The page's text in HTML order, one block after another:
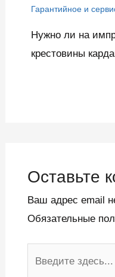
Гарантийное и
Нужно ли на
крестовины
Оставьте
Ваш адрес email
Обязательные